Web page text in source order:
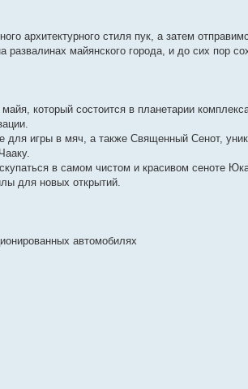
архитектурного стиля пук, а затем
майянского города, и до сих пор
который состоится в планетарии
для игры в мяч, а также Священный Сенот,
в самом чистом и красивом сеноте
для новых открытий.
автомобилях